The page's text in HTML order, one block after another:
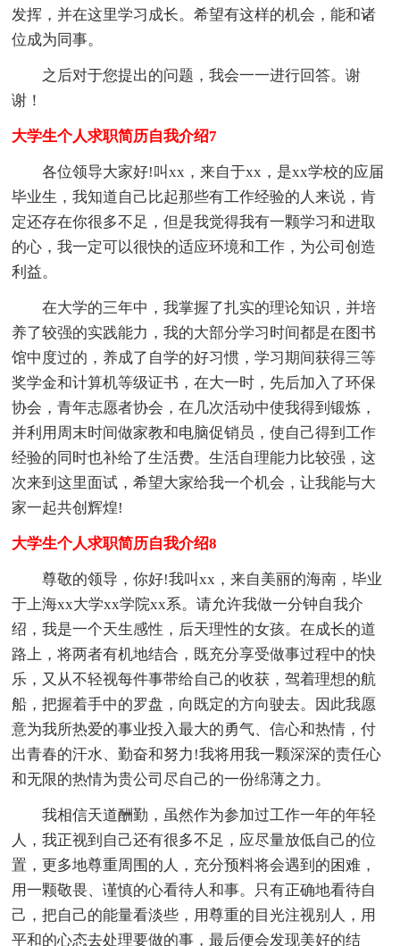
发挥，并在这里学习成长。希望有这样的机会，能和诸
位成为同事。
之后对于您提出的问题，我会一一进行回答。谢
谢！
大学生个人求职简历自我介绍7
各位领导大家好!叫xx，来自于xx，是xx学校的应届
毕业生，我知道自己比起那些有工作经验的人来说，肯
定还存在你很多不足，但是我觉得我有一颗学习和进取
的心，我一定可以很快的适应环境和工作，为公司创造
利益。
在大学的三年中，我掌握了扎实的理论知识，并培
养了较强的实践能力，我的大部分学习时间都是在图书
馆中度过的，养成了自学的好习惯，学习期间获得三等
奖学金和计算机等级证书，在大一时，先后加入了环保
协会，青年志愿者协会，在几次活动中使我得到锻炼，
并利用周末时间做家教和电脑促销员，使自己得到工作
经验的同时也补给了生活费。生活自理能力比较强，这
次来到这里面试，希望大家给我一个机会，让我能与大
家一起共创辉煌!
大学生个人求职简历自我介绍8
尊敬的领导，你好!我叫xx，来自美丽的海南，毕业
于上海xx大学xx学院xx系。请允许我做一分钟自我介
绍，我是一个天生感性，后天理性的女孩。在成长的道
路上，将两者有机地结合，既充分享受做事过程中的快
乐，又从不轻视每件事带给自己的收获，驾着理想的航
船，把握着手中的罗盘，向既定的方向驶去。因此我愿
意为我所热爱的事业投入最大的勇气、信心和热情，付
出青春的汗水、勤奋和努力!我将用我一颗深深的责任心
和无限的热情为贵公司尽自己的一份绵薄之力。
我相信天道酬勤，虽然作为参加过工作一年的年轻
人，我正视到自己还有很多不足，应尽量放低自己的位
置，更多地尊重周围的人，充分预料将会遇到的困难，
用一颗敬畏、谨慎的心看待人和事。只有正确地看待自
己，把自己的能量看淡些，用尊重的目光注视别人，用
平和的心态去处理要做的事，最后便会发现美好的结